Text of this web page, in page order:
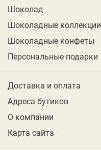
Шоколад
Шоколадные коллекции
Шоколадные конфеты
Персональные подарки
Доставка и оплата
Адреса бутиков
О компании
Карта сайта